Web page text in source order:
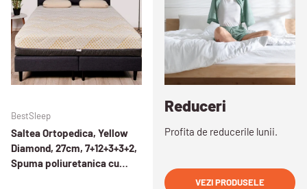
BestSleep
Saltea Ortopedica, Yellow
Diamond, 27cm, 7+12+3+3+2,
Spuma poliuretanica cu
Reduceri
Profita de reducerile lunii.
VEZI PRODUSELE